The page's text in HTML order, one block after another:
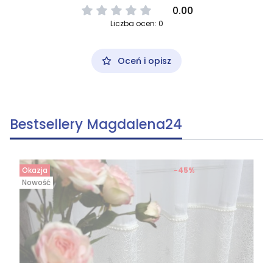
0.00
Liczba ocen: 0
Oceń i opisz
Bestsellery Magdalena24
Okazja
Nowość
-45%